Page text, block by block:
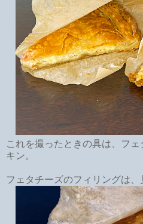
これを撮ったときの具は、フ
キン。
フェタチーズのフィリングは、